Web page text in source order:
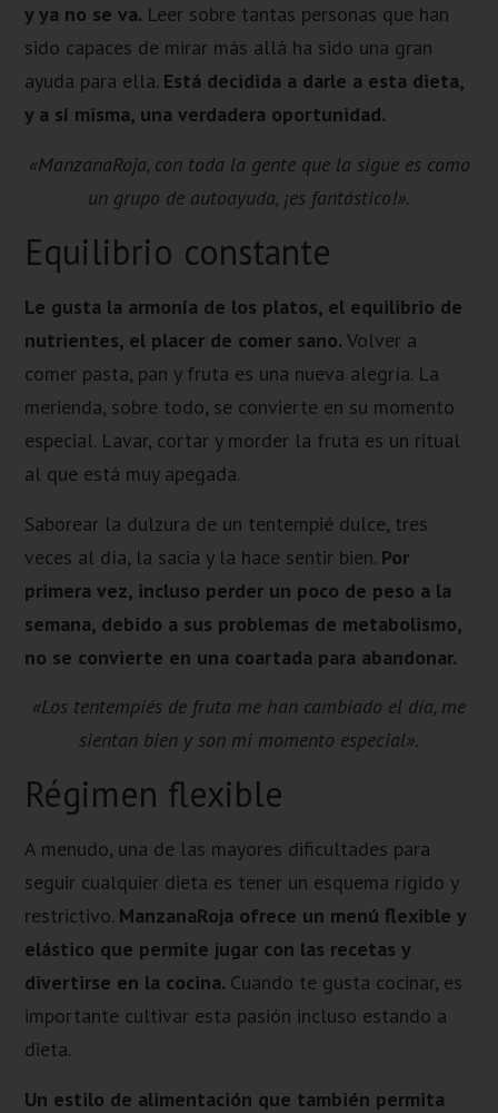
y ya no se va. Leer sobre tantas personas que han
sido capaces de mirar más allá ha sido una gran
ayuda para ella. Está decidida a darle a esta dieta,
y a sí misma, una verdadera oportunidad.
«ManzanaRoja, con toda la gente que la sigue es como
un grupo de autoayuda, ¡es fantástico!».
Equilibrio constante
Le gusta la armonía de los platos, el equilibrio de
nutrientes, el placer de comer sano. Volver a
comer pasta, pan y fruta es una nueva alegría. La
merienda, sobre todo, se convierte en su momento
especial. Lavar, cortar y morder la fruta es un ritual
al que está muy apegada.
Saborear la dulzura de un tentempié dulce, tres
veces al día, la sacia y la hace sentir bien. Por
primera vez, incluso perder un poco de peso a la
semana, debido a sus problemas de metabolismo,
no se convierte en una coartada para abandonar.
«Los tentempiés de fruta me han cambiado el día, me
sientan bien y son mi momento especial».
Régimen flexible
A menudo, una de las mayores dificultades para
seguir cualquier dieta es tener un esquema rígido y
restrictivo. ManzanaRoja ofrece un menú flexible y
elástico que permite jugar con las recetas y
divertirse en la cocina. Cuando te gusta cocinar, es
importante cultivar esta pasión incluso estando a
dieta.
Un estilo de alimentación que también permita